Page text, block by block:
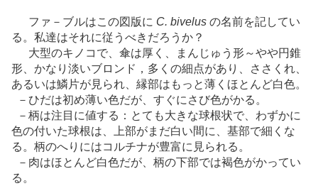
ファ－ブルはこの図版に C. bivelus の名前を記してい
る。私達はそれに従うべきだろうか？
大型のキノコで、傘は厚く、まんじゅう形～やや円錐
形、かなり淡いブロンド，多くの細点があり、ささくれ、
あるいは鱗片が見られ、縁部はもっと薄くほとんど白色。
－ひだは初め薄い色だが、すぐにさび色がかる。
－柄は注目に値する：とても大きな球根状で、わずかに
色の付いた球根は、上部がまだ白い間に、基部で細くな
る。柄のへりにはコルチナが豊富に見られる。
－肉はほとんど白色だが、柄の下部では褐色がかってい
る。